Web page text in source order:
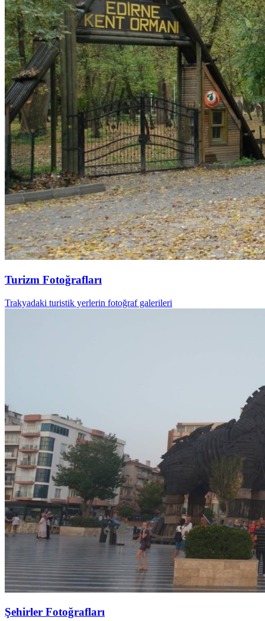
Turizm Fotoğrafları
Trakyadaki turistik yerlerin fotoğraf galerileri
Şehirler Fotoğrafları